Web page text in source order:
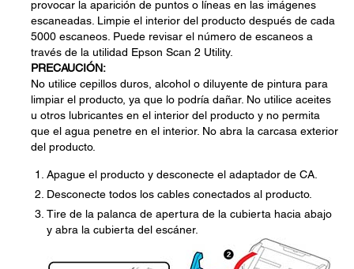
provocar la aparición de puntos o líneas en las imágenes
escaneadas. Limpie el interior del producto después de cada
5000 escaneos. Puede revisar el número de escaneos a
través de la utilidad Epson Scan 2 Utility.
PRECAUCIÓN:
No utilice cepillos duros, alcohol o diluyente de pintura para
limpiar el producto, ya que lo podría dañar. No utilice aceites
u otros lubricantes en el interior del producto y no permita
que el agua penetre en el interior. No abra la carcasa exterior
del producto.
Apague el producto y desconecte el adaptador de CA.
Desconecte todos los cables conectados al producto.
Tire de la palanca de apertura de la cubierta hacia abajo
y abra la cubierta del escáner.